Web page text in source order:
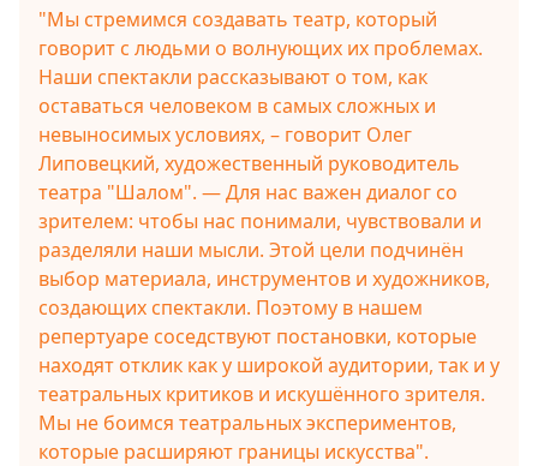
"Мы стремимся создавать театр, который
говорит с людьми о волнующих их проблемах.
Наши спектакли рассказывают о том, как
оставаться человеком в самых сложных и
невыносимых условиях, – говорит Олег
Липовецкий, художественный руководитель
театра "Шалом". — Для нас важен диалог со
зрителем: чтобы нас понимали, чувствовали и
разделяли наши мысли. Этой цели подчинён
выбор материала, инструментов и художников,
создающих спектакли. Поэтому в нашем
репертуаре соседствуют постановки, которые
находят отклик как у широкой аудитории, так и у
театральных критиков и искушённого зрителя.
Мы не боимся театральных экспериментов,
которые расширяют границы искусства".